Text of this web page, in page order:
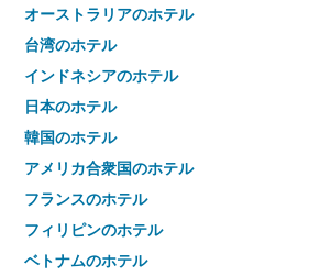
オーストラリアのホテル
台湾のホテル
インドネシアのホテル
日本のホテル
韓国のホテル
アメリカ合衆国のホテル
フランスのホテル
フィリピンのホテル
ベトナムのホテル